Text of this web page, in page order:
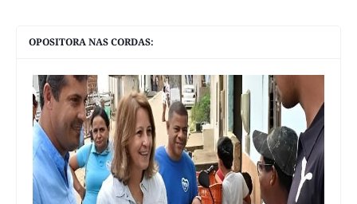
OPOSITORA NAS CORDAS: